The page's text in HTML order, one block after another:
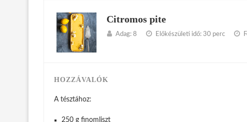
Citromos pite
Adag: 8 Előkészületi idő: 30 perc
HOZZÁVALÓK
A tésztához:
250 g finomliszt